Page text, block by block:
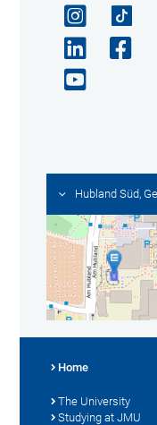
Hubland Süd,
Home
The University
Studying at JMU